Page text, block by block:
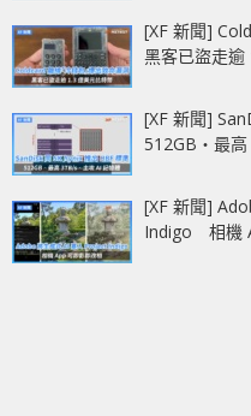
[XF 新聞]
黑客已盜走逾
[XF 新聞]
512GB‧最
[XF 新聞]
Indigo 相機